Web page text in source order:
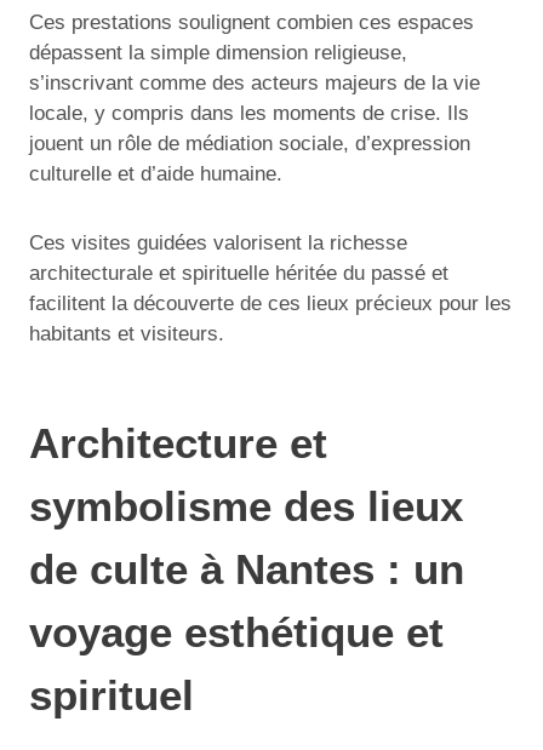
Ces prestations soulignent combien ces espaces
dépassent la simple dimension religieuse,
s’inscrivant comme des acteurs majeurs de la vie
locale, y compris dans les moments de crise. Ils
jouent un rôle de médiation sociale, d’expression
culturelle et d’aide humaine.
Ces visites guidées valorisent la richesse
architecturale et spirituelle héritée du passé et
facilitent la découverte de ces lieux précieux pour les
habitants et visiteurs.
Architecture et
symbolisme des lieux
de culte à Nantes : un
voyage esthétique et
spirituel